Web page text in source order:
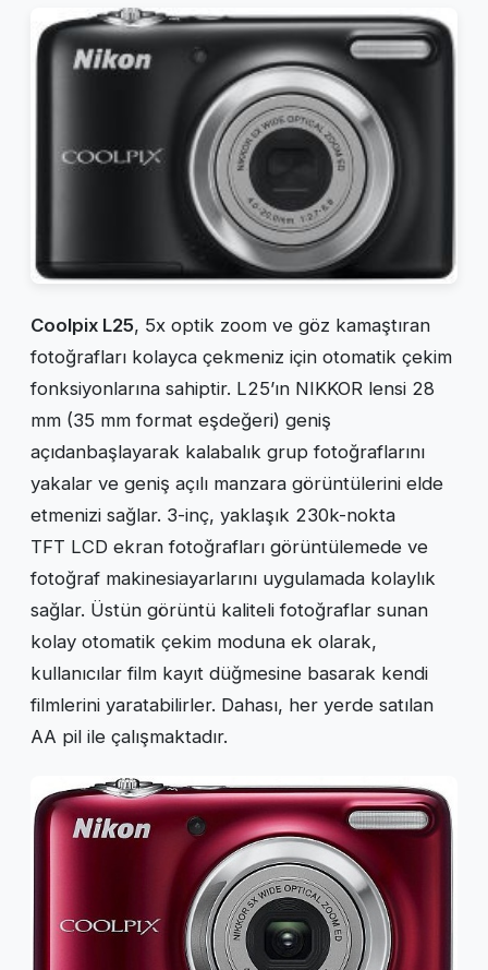
Coolpix L25, 5x optik zoom ve göz kamaştıran
fotoğrafları kolayca çekmeniz için otomatik çekim
fonksiyonlarına sahiptir. L25’ın NIKKOR lensi 28
mm (35 mm format eşdeğeri) geniş
açıdanbaşlayarak kalabalık grup fotoğraflarını
yakalar ve geniş açılı manzara görüntülerini elde
etmenizi sağlar. 3-inç, yaklaşık 230k-nokta
TFT LCD ekran fotoğrafları görüntülemede ve
fotoğraf makinesiayarlarını uygulamada kolaylık
sağlar. Üstün görüntü kaliteli fotoğraflar sunan
kolay otomatik çekim moduna ek olarak,
kullanıcılar film kayıt düğmesine basarak kendi
filmlerini yaratabilirler. Dahası, her yerde satılan
AA pil ile çalışmaktadır.